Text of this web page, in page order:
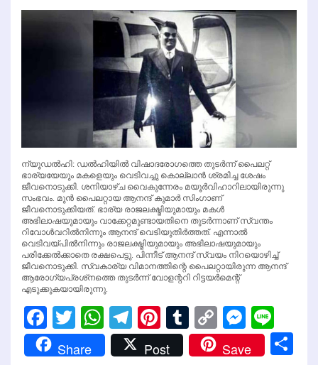
ന്യൂഡല്‍ഹി: ഡല്‍ഹിയില്‍ വിഷാദരോഗത്തെ തുടര്‍ന്ന് പൈലറ്റ്
ഭാര്യയേയും മകളെയും വെടിവച്ചു കൊല്ലാന്‍ ശ്രമിച്ച ശേഷം
ജീവനൊടുക്കി. ശനിയാഴ്ച വൈകുന്നേരം മയൂര്‍വിഹാറിലായിരുന്നു
സംഭവം. മുന്‍ പൈലറ്റായ ആനന്ദ് കുമാര്‍ സിംഗാണ്
ജീവനൊടുക്കിയത്. ഭാര്യ രാജലക്ഷ്മിയുമായും മകള്‍
അഭിലാഷയുമായും വാക്കേറ്റമുണ്ടായതിനെ തുടര്‍ന്നാണ് സ്വന്തം
റിവോള്‍വറില്‍നിന്നും ആനന്ദ് വെടിയുതിര്‍ത്തത്. എന്നാല്‍
വെടിവയ്പില്‍നിന്നും രാജലക്ഷ്മിയുമായും അഭിലാഷയുമായും
പരിക്കേല്‍ക്കാതെ രക്ഷപെട്ടു. പിന്നീട് ആനന്ദ് സ്വയം നിറയൊഴിച്ച്
ജീവനൊടുക്കി. സ്വകാര്യ വിമാനത്തിന്റെ പൈലറ്റായിരുന്ന ആനന്ദ്
ആരോഗ്യപ്രശ്‌നത്തെ തുടര്‍ന്ന് വോളന്ററി റിട്ടയര്‍മെന്റ്
എടുക്കുകയായിരുന്നു.
Facebook
Twitter
WhatsApp
Telegram
Pinterest
Tumblr
Copy
Link
Share Post Save